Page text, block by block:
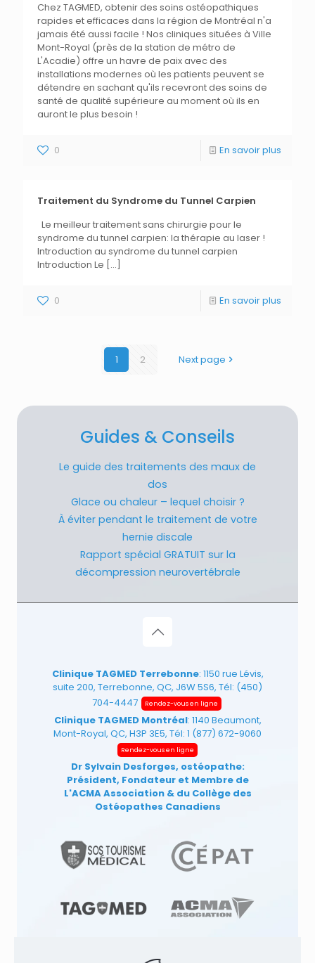
Chez TAGMED, obtenir des soins ostéopathiques
rapides et efficaces dans la région de Montréal n'a
jamais été aussi facile ! Nos cliniques situées à Ville
Mont-Royal (près de la station de métro de
L'Acadie) offre un havre de paix avec des
installations modernes où les patients peuvent se
détendre en sachant qu'ils recevront des soins de
santé de qualité supérieure au moment où ils en
auront le plus besoin !
0 En savoir plus
Traitement du Syndrome du Tunnel Carpien
Le meilleur traitement sans chirurgie pour le
syndrome du tunnel carpien: la thérapie au laser !
Introduction au syndrome du tunnel carpien
Introduction Le […]
0 En savoir plus
1 2 Next page
Guides & Conseils
Le guide des traitements des maux de
dos
Glace ou chaleur – lequel choisir ?
À éviter pendant le traitement de votre
hernie discale
Rapport spécial GRATUIT sur la
décompression neurovertébrale
Clinique TAGMED Terrebonne: 1150 rue Lévis,
suite 200, Terrebonne, QC, J6W 5S6, Tél: (450)
704-4447
Rendez-vous en ligne
Clinique TAGMED Montréal: 1140 Beaumont,
Mont-Royal, QC, H3P 3E5, Tél: 1 (877) 672-9060
Rendez-vous en ligne
Dr Sylvain Desforges, ostéopathe:
Président, Fondateur et Membre de
L'ACMA Association & du Collège des
Ostéopathes Canadiens